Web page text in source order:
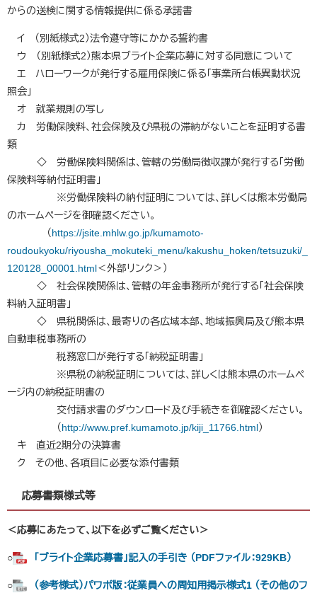
からの送検に関する情報提供に係る承諾書
イ （別紙様式2）法令遵守等にかかる誓約書
ウ （別紙様式2）熊本県ブライト企業応募に対する同意について
エ ハローワークが発行する雇用保険に係る「事業所台帳異動状況
照会」
オ 就業規則の写し
カ 労働保険料、社会保険及び県税の滞納がないことを証明する書
類
◇ 労働保険料関係は、管轄の労働局徴収課が発行する「労働
保険料等納付証明書」
※労働保険料の納付証明については、詳しくは熊本労働局
のホームページを御確認ください。
（https://jsite.mhlw.go.jp/kumamoto-
roudoukyoku/riyousha_mokuteki_menu/kakushu_hoken/tetsuzuki/_
120128_00001.html＜外部リンク＞ ）
◇ 社会保険関係は、管轄の年金事務所が発行する「社会保険
料納入証明書」
◇ 県税関係は、最寄りの各広域本部、地域振興局及び熊本県
自動車税事務所の
税務窓口が発行する「納税証明書」
※県税の納税証明については、詳しくは熊本県のホームペ
ージ内の納税証明書の
交付請求書のダウンロード及び手続きを御確認ください。
（http://www.pref.kumamoto.jp/kiji_11766.html）
キ 直近2期分の決算書
ク その他、各項目に必要な添付書類
応募書類様式等
​＜応募にあたって、以下を必ずご覧ください＞
○ 「ブライト企業応募書」記入の手引き （PDFファイル：929KB）
○
（参考様式）パワポ版：従業員への周知用掲示様式1 （その他のフ